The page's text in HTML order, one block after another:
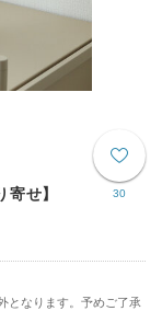
30
せ】
となります。予めご了承